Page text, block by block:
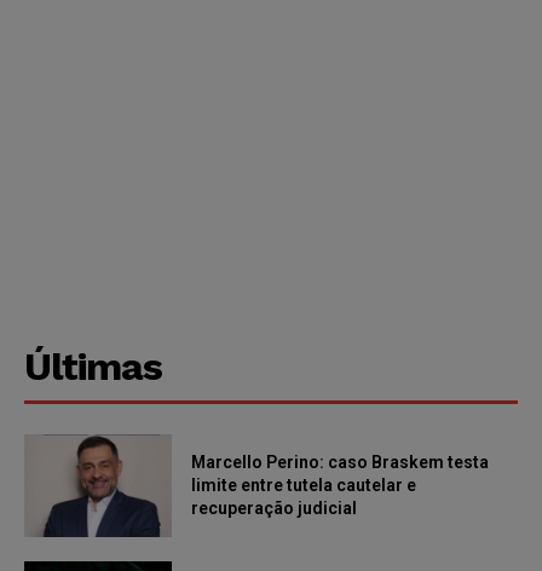
Últimas
Marcello Perino: caso Braskem testa
limite entre tutela cautelar e
recuperação judicial